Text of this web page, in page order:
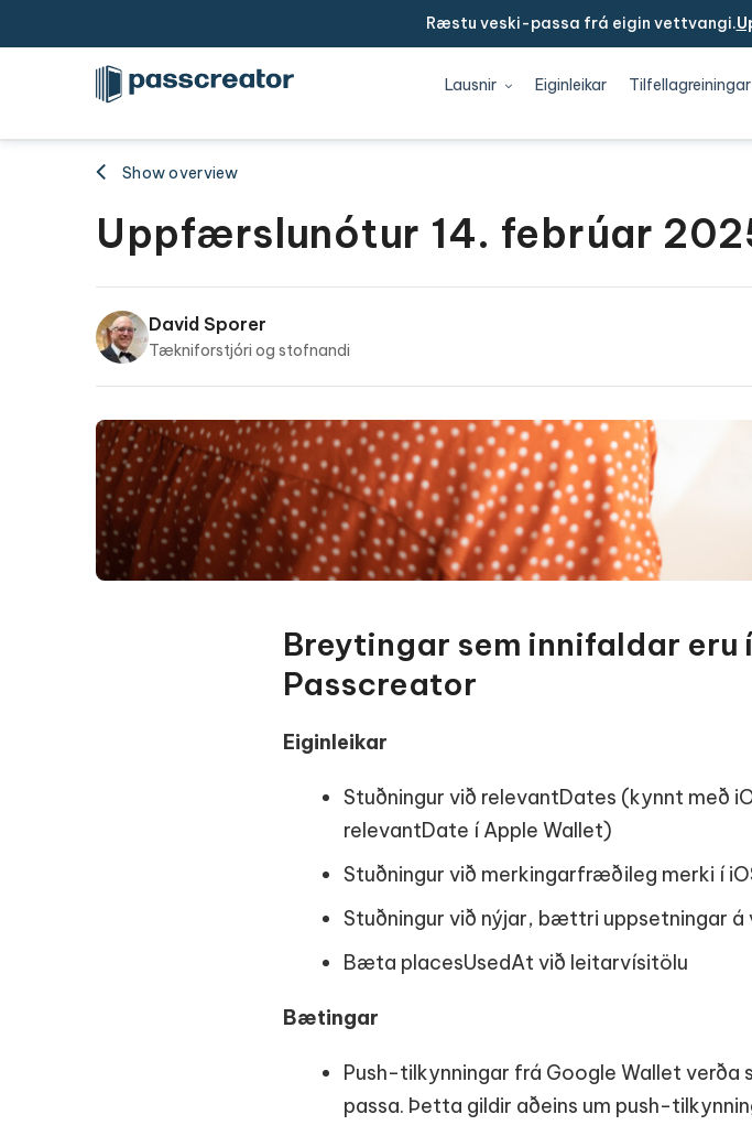
Ræstu veski-passa frá eigin vettvangi.
Lausnir Eiginleikar Tilfellagreiningar
Show overview
Uppfærslunótur 14. febrúar
David Sporer
Tækniforstjóri og stofnandi
Breytingar sem innifaldar eru
Passcreator
Eiginleikar
Stuðningur við relevantDates (kynnt með
relevantDate í Apple Wallet)
Stuðningur við merkingarfræðileg merki í
Stuðningur við nýjar, bættri uppsetningar á
Bæta placesUsedAt við leitarvísitölu
Bætingar
Push-tilkynningar frá Google Wallet verða
passa. Þetta gildir aðeins um push-